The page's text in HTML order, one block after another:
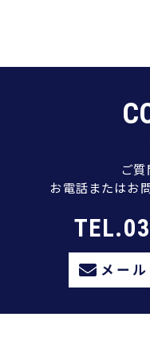
ご質
お電話またはお
メー